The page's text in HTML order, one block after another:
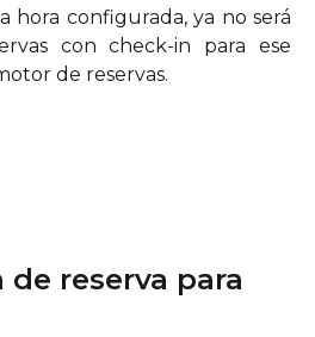
hora configurada, ya no será
con check-in para ese
de reservas.
de reserva para